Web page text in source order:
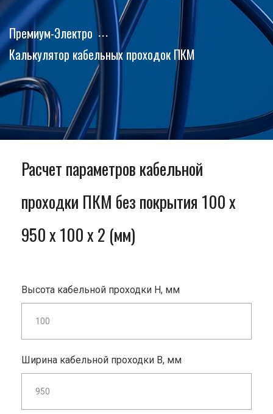
Премиум-Электро
Калькулятор кабельных проходок ПКМ
Расчет параметров кабельной
проходки ПКМ без покрытия 100 x
950 x 100 x 2 (мм)
Высота кабельной проходки H, мм
Ширина кабельной проходки B, мм